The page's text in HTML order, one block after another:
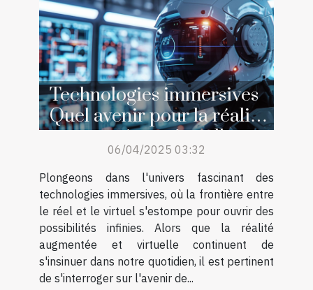
Technologies immersives
Quel avenir pour la réalité
augmentée et virtuelle
06/04/2025 03:32
Plongeons dans l'univers fascinant des
technologies immersives, où la frontière entre
le réel et le virtuel s'estompe pour ouvrir des
possibilités infinies. Alors que la réalité
augmentée et virtuelle continuent de
s'insinuer dans notre quotidien, il est pertinent
de s'interroger sur l'avenir de...